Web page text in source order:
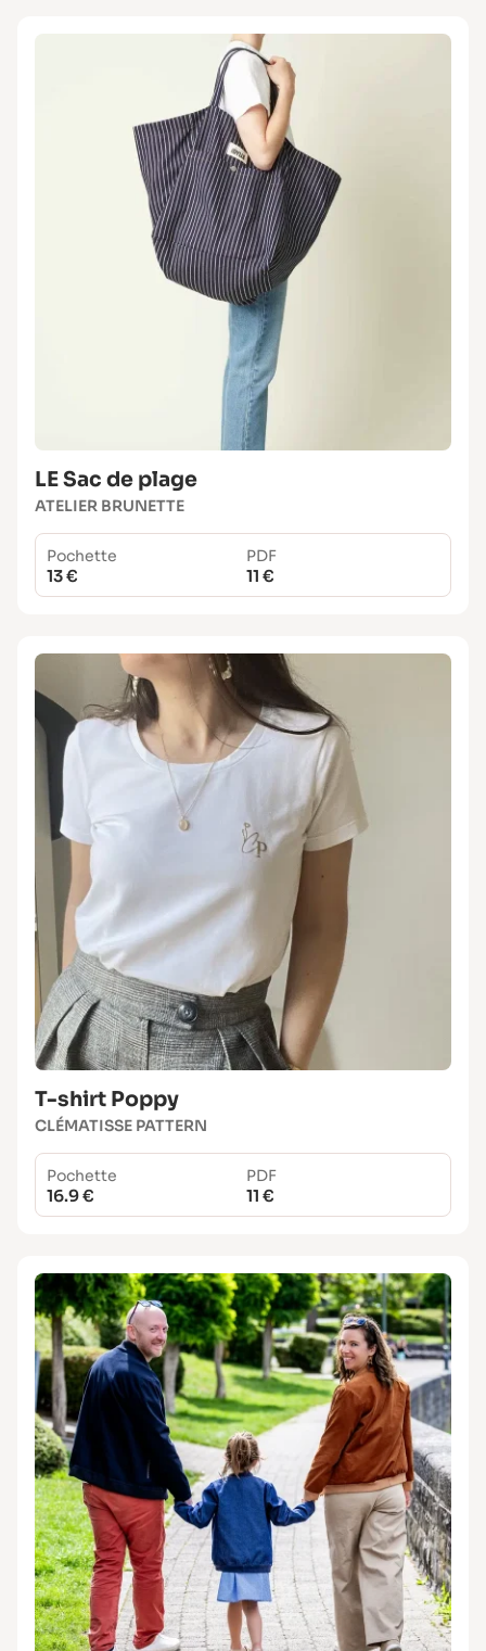
LE Sac de plage
ATELIER BRUNETTE
Pochette
13 €
PDF
11 €
T-shirt Poppy
CLÉMATISSE PATTERN
Pochette
16.9 €
PDF
11 €